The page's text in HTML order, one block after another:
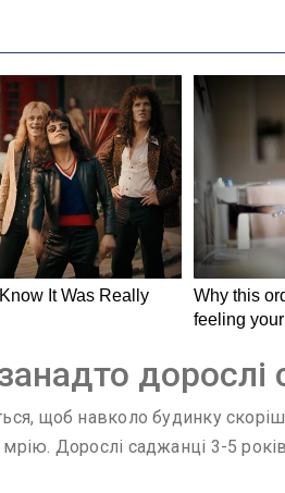
дорослі
щоб навколо будинку
Дорослі саджанці 3-5